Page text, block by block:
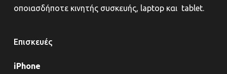
οποιασδήποτε κινητής συσκευής, laptop και tablet.
Επισκευές
iPhone